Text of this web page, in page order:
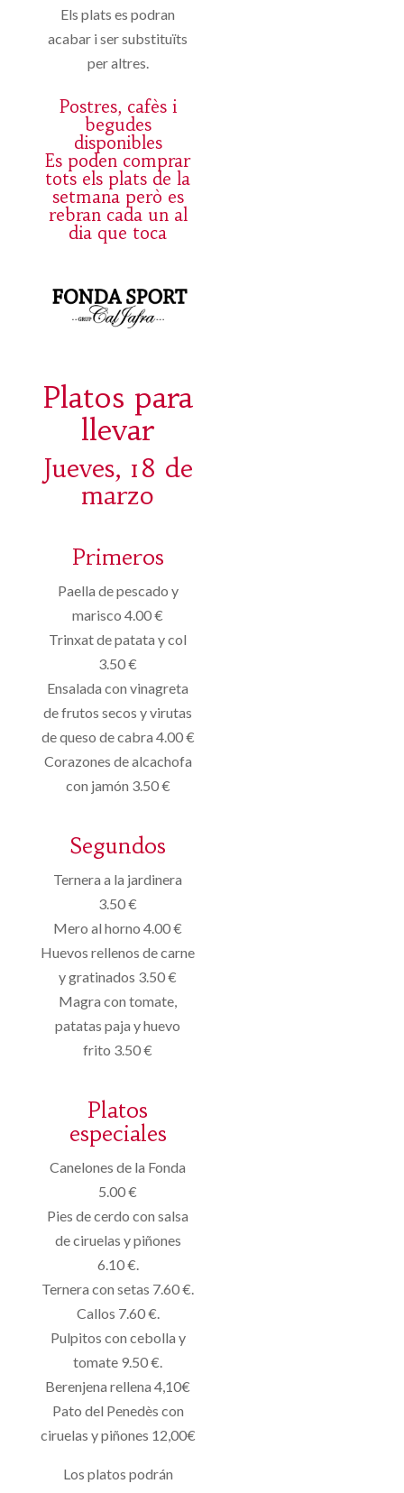
Els plats es podran
acabar i ser substituïts
per altres.
Postres, cafès i
begudes
disponibles
Es poden comprar
tots els plats de la
setmana però es
rebran cada un al
dia que toca
Platos para
llevar
Jueves, 18 de
marzo
Primeros
Paella de pescado y
marisco 4.00 €
Trinxat de patata y col
3.50 €
Ensalada con vinagreta
de frutos secos y virutas
de queso de cabra 4.00 €
Corazones de alcachofa
con jamón 3.50 €
Segundos
Ternera a la jardinera
3.50 €
Mero al horno 4.00 €
Huevos rellenos de carne
y gratinados 3.50 €
Magra con tomate,
patatas paja y huevo
frito 3.50 €
Platos
especiales
Canelones de la Fonda
5.00 €
Pies de cerdo con salsa
de ciruelas y piñones
6.10 €.
Ternera con setas 7.60 €.
Callos 7.60 €.
Pulpitos con cebolla y
tomate 9.50 €.
Berenjena rellena 4,10€
Pato del Penedès con
ciruelas y piñones 12,00€
Los platos podrán